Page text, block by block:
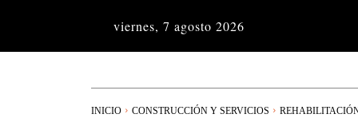
viernes, 7 agosto 2026
INICIO CONSTRUCCIÓN Y SERVICIOS